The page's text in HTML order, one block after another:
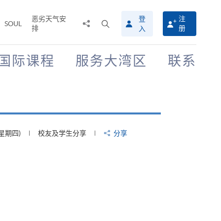
SOUL
恶劣天气安
排
搜
寻
介
登
入
注
册
国际课程 服务大湾区 联系
期四) 校友及学生分享 分享